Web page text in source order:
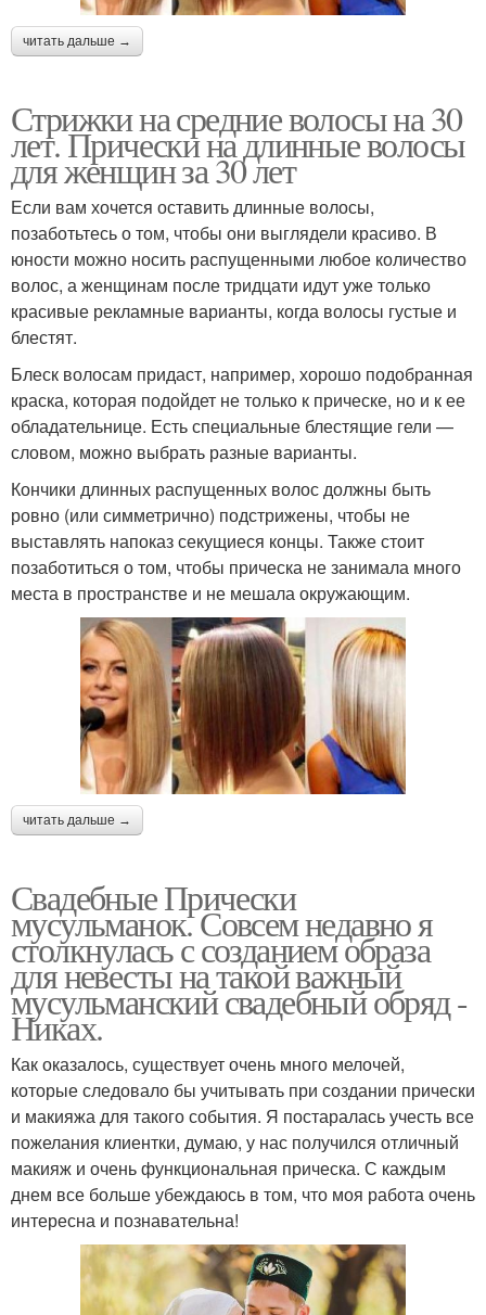
читать дальше →
Стрижки на средние волосы на 30
лет. Прически на длинные волосы
для женщин за 30 лет
Если вам хочется оставить длинные волосы,
позаботьтесь о том, чтобы они выглядели красиво. В
юности можно носить распущенными любое количество
волос, а женщинам после тридцати идут уже только
красивые рекламные варианты, когда волосы густые и
блестят.
Блеск волосам придаст, например, хорошо подобранная
краска, которая подойдет не только к прическе, но и к ее
обладательнице. Есть специальные блестящие гели —
словом, можно выбрать разные варианты.
Кончики длинных распущенных волос должны быть
ровно (или симметрично) подстрижены, чтобы не
выставлять напоказ секущиеся концы. Также стоит
позаботиться о том, чтобы прическа не занимала много
места в пространстве и не мешала окружающим.
читать дальше →
Свадебные Прически
мусульманок. Совсем недавно я
столкнулась с созданием образа
для невесты на такой важный
мусульманский свадебный обряд -
Никах.
Как оказалось, существует очень много мелочей,
которые следовало бы учитывать при создании прически
и макияжа для такого события. Я постаралась учесть все
пожелания клиентки, думаю, у нас получился отличный
макияж и очень функциональная прическа. С каждым
днем все больше убеждаюсь в том, что моя работа очень
интересна и познавательна!